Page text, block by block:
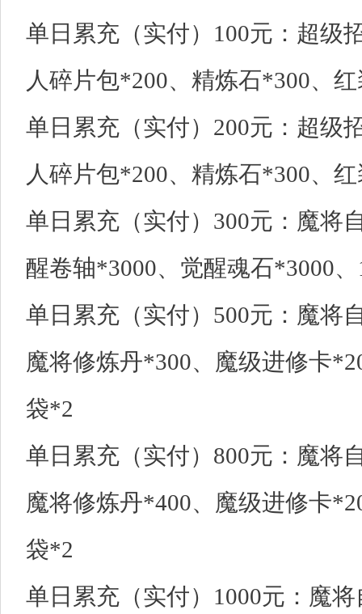
单日累充（实付）100元：超级
人碎片包*200、精炼石*300、
单日累充（实付）200元：超级
人碎片包*200、精炼石*300、
单日累充（实付）300元：魔将
醒卷轴*3000、觉醒魂石*3000
单日累充（实付）500元：魔将
魔将修炼丹*300、魔级进修卡
袋*2
单日累充（实付）800元：魔将
魔将修炼丹*400、魔级进修卡
袋*2
单日累充（实付）1000元：魔